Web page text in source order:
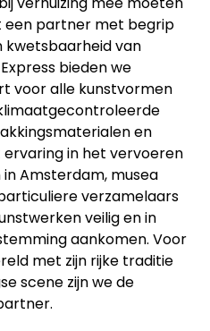
partner met begrip
kwetsbaarheid van
bieden we
voor alle kunstvormen
en
in het vervoeren
Amsterdam, musea
verzamelaars
veilig en in
aankomen. Voor
met zijn rijke traditie
scene zijn we de